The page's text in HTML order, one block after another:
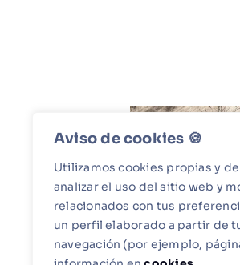
Aviso de cookies 🍪​
Utilizamos cookies propias y
analizar el uso del sitio web y
relacionados con tus
un perfil elaborado a partir de
navegación (por ejemplo,